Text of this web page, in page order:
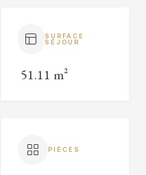
SURFACE
SÉJOUR
51.11 m²
PIÈCES